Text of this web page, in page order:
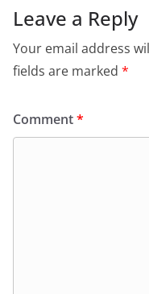
Leave a Reply
Your email address
fields are marked *
Comment*